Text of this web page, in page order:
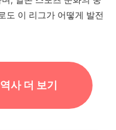
도 이 리그가 어떻게 발전
사 더 보기